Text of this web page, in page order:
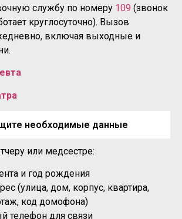
службу по номеру 109 (звонок
круглосуточно). Вызов
включая выходные и
необходимые данные
или медсестре:
и год рождения
(улица, дом, корпус, квартира,
код домофона)
телефон для связи